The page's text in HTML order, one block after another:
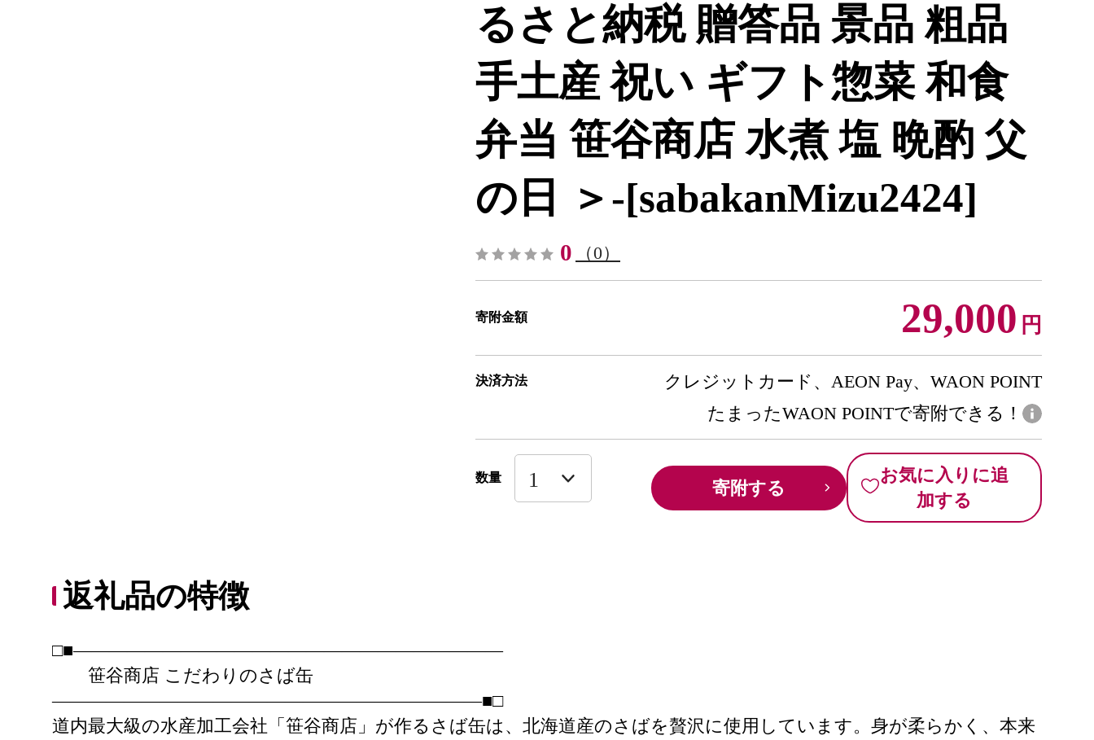
るさと納税 贈答品 景品 粗品
手土産 祝い ギフト惣菜 和食
弁当 笹谷商店 水煮 塩 晩酌 父
の日 ＞-[sabakanMizu2424]
0 （0）
寄附金額 29,000 円
決済方法
クレジットカード、AEON Pay、WAON POINT
たまったWAON POINTで寄附できる！
数量 寄附する
お気に入りに追
加する
返礼品の特徴
□■――――――――――――――――――――――――
笹谷商店 こだわりのさば缶
――――――――――――――――――――――――■□
道内最大級の水産加工会社「笹谷商店」が作るさば缶は、北海道産のさばを贅沢に使用しています。身が柔らかく、本来